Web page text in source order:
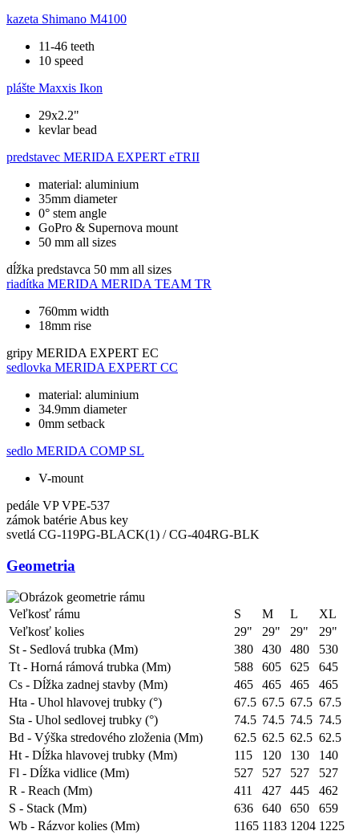
kazeta Shimano M4100
11-46 teeth
10 speed
plášte Maxxis Ikon
29x2.2"
kevlar bead
predstavec MERIDA EXPERT eTRII
material: aluminium
35mm diameter
0° stem angle
GoPro & Supernova mount
50 mm all sizes
dĺžka predstavca 50 mm all sizes
riadítka MERIDA MERIDA TEAM TR
760mm width
18mm rise
gripy MERIDA EXPERT EC
sedlovka MERIDA EXPERT CC
material: aluminium
34.9mm diameter
0mm setback
sedlo MERIDA COMP SL
V-mount
pedále VP VPE-537
zámok batérie Abus key
svetlá CG-119PG-BLACK(1) / CG-404RG-BLK
Geometria
Veľkosť rámu S M L
XL
Veľkosť kolies
29" 29" 29"
29"
St - Sedlová trubka (Mm)
380 430 480
530
Tt - Horná rámová trubka (Mm)
588 605 625
645
Cs - Dĺžka zadnej stavby (Mm)
465 465 465
465
Hta - Uhol hlavovej trubky (°)
67.5 67.5 67.5 67.5
Sta - Uhol sedlovej trubky (°)
74.5 74.5 74.5 74.5
Bd - Výška stredového zloženia (Mm)
62.5 62.5 62.5 62.5
Ht - Dĺžka hlavovej trubky (Mm)
115 120 130
140
Fl - Dĺžka vidlice (Mm)
527 527 527
527
R - Reach (Mm)
411 427 445
462
S - Stack (Mm)
636 640 650
659
Wb - Rázvor kolies (Mm)
1165 1183 1204 1225